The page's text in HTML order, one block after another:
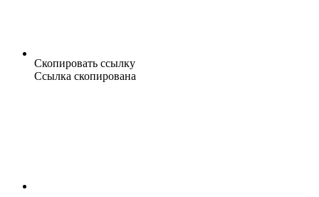
Скопировать ссылку
Ссылка скопирована